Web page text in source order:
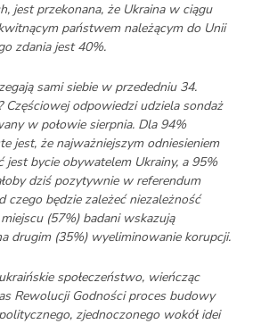
jest przekonana, że Ukraina w ciągu
państwem należącym do Unii
zdania jest 40%.
sami siebie w przededniu 34.
Częściowej odpowiedzi udziela sondaż
w połowie sierpnia. Dla 94%
jest, że najważniejszym odniesieniem
jest bycie obywatelem Ukrainy, a 95%
dziś pozytywnie w referendum
czego będzie zależeć niezależność
(57%) badani wskazują
drugim (35%) wyeliminowanie korupcji.
społeczeństwo, wieńcząc
Rewolucji Godności proces budowy
zjednoczonego wokół idei